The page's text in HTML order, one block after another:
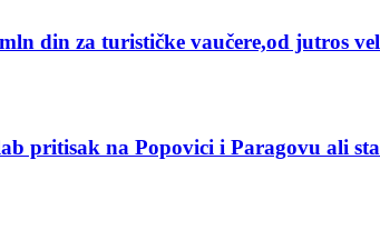
din za turističke vaučere,od jutros
pritisak na Popovici i Paragovu ali